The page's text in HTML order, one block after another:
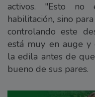
activos. "Esto no
habilitación, sino
controlando este
está muy en auge y
la edila antes de
bueno de sus pares.